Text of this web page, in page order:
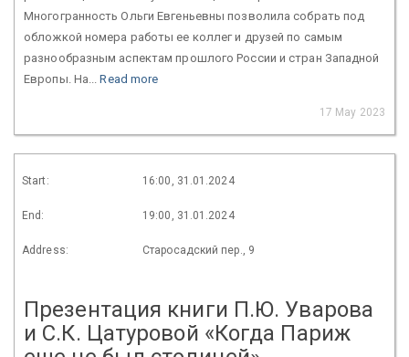
Многогранность Ольги Евгеньевны позволила собрать под
обложкой номера работы ее коллег и друзей по самым
разнообразным аспектам прошлого России и стран Западной
Европы. На...Read more
17 May 2023
Start: 16:00, 31.01.2024
End: 19:00, 31.01.2024
Address: Старосадский пер., 9
Презентация книги П.Ю. Уварова
и С.К. Цатуровой «Когда Париж